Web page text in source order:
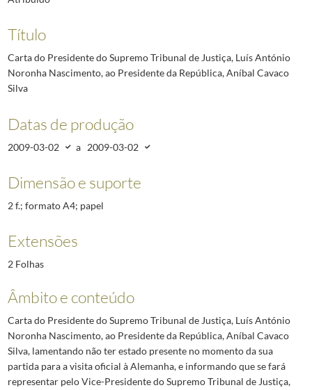
Título
Carta do Presidente do Supremo Tribunal de Justiça, Luís António
Noronha Nascimento, ao Presidente da República, Aníbal Cavaco
Silva
Datas de produção
2009-03-02 a 2009-03-02
Dimensão e suporte
2 f.; formato A4; papel
Extensões
2 Folhas
Âmbito e conteúdo
Carta do Presidente do Supremo Tribunal de Justiça, Luís António
Noronha Nascimento, ao Presidente da República, Aníbal Cavaco
Silva, lamentando não ter estado presente no momento da sua
partida para a visita oficial à Alemanha, e informando que se fará
representar pelo Vice-Presidente do Supremo Tribunal de Justiça,